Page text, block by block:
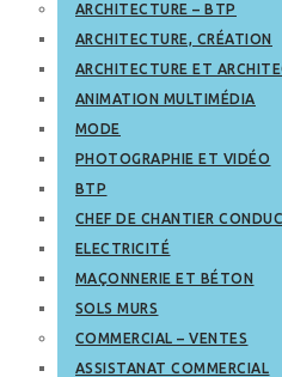
ARCHITECTURE – BTP
ARCHITECTURE, CRÉATION
ARCHITECTURE ET
ANIMATION MULTIMÉDIA
MODE
PHOTOGRAPHIE ET VIDÉO
BTP
CHEF DE CHANTIER
ELECTRICITÉ
MAÇONNERIE ET BÉTON
SOLS MURS
COMMERCIAL – VENTES
ASSISTANAT COMMERCIAL